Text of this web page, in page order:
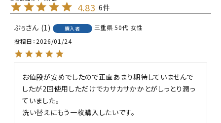
4.83 6
ぷぅ 1 購入者 三重県 50代 女性
投稿日 2026/01/24
お値段が安めでしたので正直あまり期待していませんで
したが2回使用しただけでカサカサかかとがしっとり潤っ
ていました。
洗い替えにもう一枚購入したいです。